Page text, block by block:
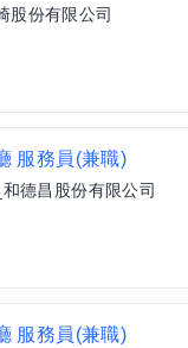
股份有限公司
服務員(兼職)
德昌股份有限公司
服務員(兼職)